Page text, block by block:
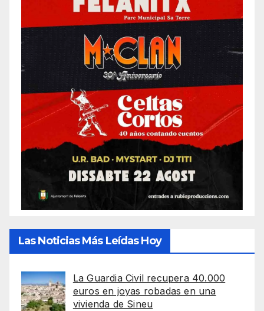
Las Noticias Más Leídas Hoy
La Guardia Civil recupera 40.000
euros en joyas robadas en una
vivienda de Sineu